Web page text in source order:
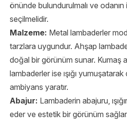
önünde bulundurulmalı ve odanın
seçilmelidir.
Malzeme: Metal lambaderler
tarzlara uygundur. Ahşap
doğal bir görünüm sunar. Kumaş
lambaderler ise ışığı
ambiyans yaratır.
Abajur: Lambaderin abajuru,
eder ve estetik bir görünüm